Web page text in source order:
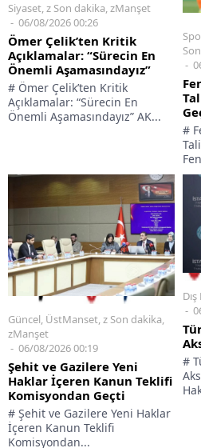
Siyaset,z Son dakika,zManşet
06/08/2026 00:26
Ömer Çelik’ten Kritik
Açıklamalar: “Sürecin En
Önemli Aşamasındayız”
# Ömer Çelik’ten Kritik
Açıklamalar: “Sürecin En
Önemli Aşamasındayız” AK...
#
Güncel, ÜstManset,z Son dakika,
zManşet
06/08/2026 00:19
Şehit ve Gazilere Yeni
Haklar İçeren Kanun Teklifi
Komisyondan Geçti
# Şehit ve Gazilere Yeni Haklar
İçeren Kanun Teklifi
Komisyondan...
#